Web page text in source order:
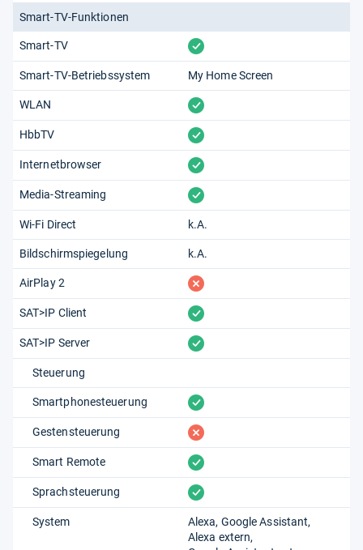
Smart-TV-Funktionen
Smart-TV vorhanden
Smart-TV-Betriebssystem My Home Screen
WLAN vorhanden
HbbTV vorhanden
Internetbrowser vorhanden
Media-Streaming vorhanden
Wi-Fi Direct k.A.
Bildschirmspiegelung k.A.
AirPlay 2 fehlt
SAT>IP Client vorhanden
SAT>IP Server vorhanden
Steuerung
Smartphonesteuerung vorhanden
Gestensteuerung fehlt
Smart Remote vorhanden
Sprachsteuerung vorhanden
System Alexa Google Assistant
Alexa extern